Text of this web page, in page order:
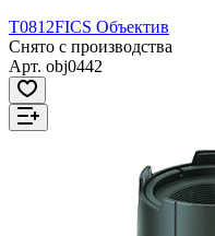
T0812FICS Объектив
Снято с производства
Арт. obj0442